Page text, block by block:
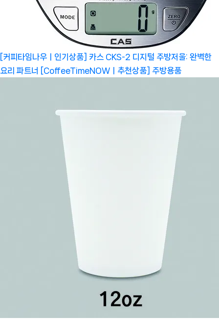
[커피타임나우ㅣ인기상품] 카스 CKS-2 디지털 주방저울: 완벽한
요리 파트너 [CoffeeTimeNOWㅣ추천상품]
주방용품